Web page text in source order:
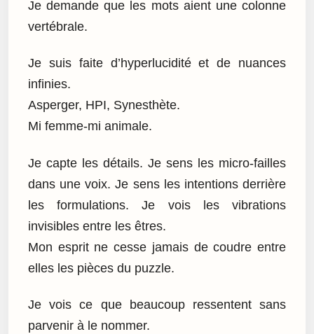
Je demande que les mots aient une colonne
vertébrale.
Je suis faite d’hyperlucidité et de nuances
infinies.
Asperger, HPI, Synesthète.
Mi femme-mi animale.
Je capte les détails. Je sens les micro-failles
dans une voix. Je sens les intentions derrière
les formulations. Je vois les vibrations
invisibles entre les êtres.
Mon esprit ne cesse jamais de coudre entre
elles les pièces du puzzle.
Je vois ce que beaucoup ressentent sans
parvenir à le nommer.